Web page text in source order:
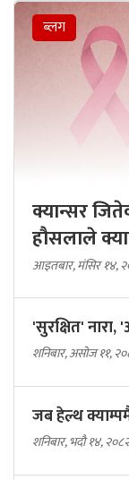
ब्लग
क्यान्सर
हौसलाले
आइतबार, मंसिर १४,
'सुरक्षित' नारा,
शनिबार, असोज ११,
जब हेल्थ
शनिबार, भदौ १४, २०८२